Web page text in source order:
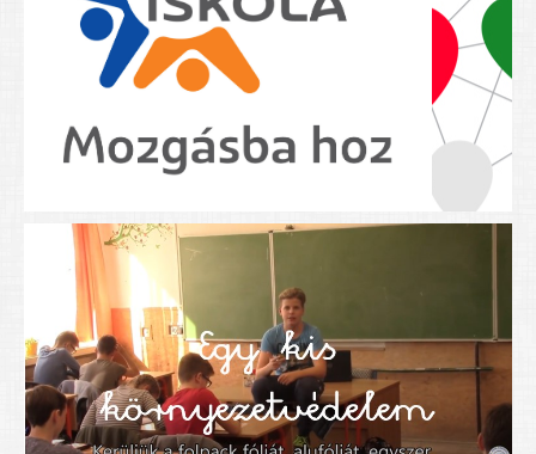
BEISKOLÁZÁS 2026